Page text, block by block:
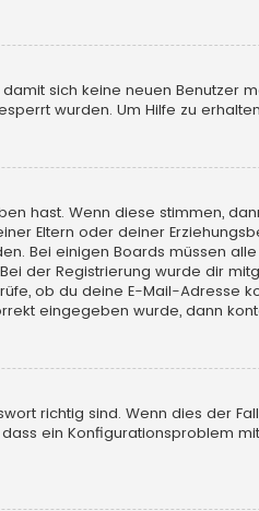
sich keine neuen Benutzer
wurden. Um Hilfe zu
hast. Wenn diese stimmen,
Eltern oder deiner
Bei einigen Boards müssen
der Registrierung wurde dir
ob du deine E-Mail-Adresse
eingegeben wurde, dann
richtig sind. Wenn dies der
ein Konfigurationsproblem